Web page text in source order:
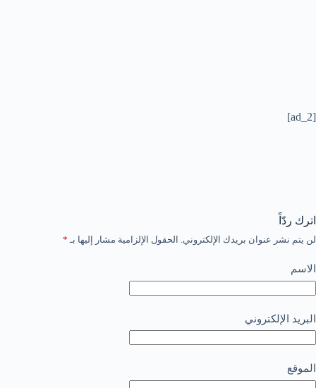
[ad_2]
اترك ردّاً
لن يتم نشر عنوان بريدك الإلكتروني. الحقول الإلزامية مشار إليها بـ *
الاسم
البريد الإلكتروني
الموقع